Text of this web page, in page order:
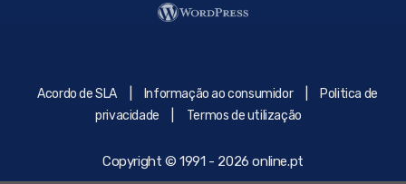
Acordo de SLA Informação ao consumidor
Politica de
privacidade
Termos de utilização
Copyright © 1991 - 2026 online.pt